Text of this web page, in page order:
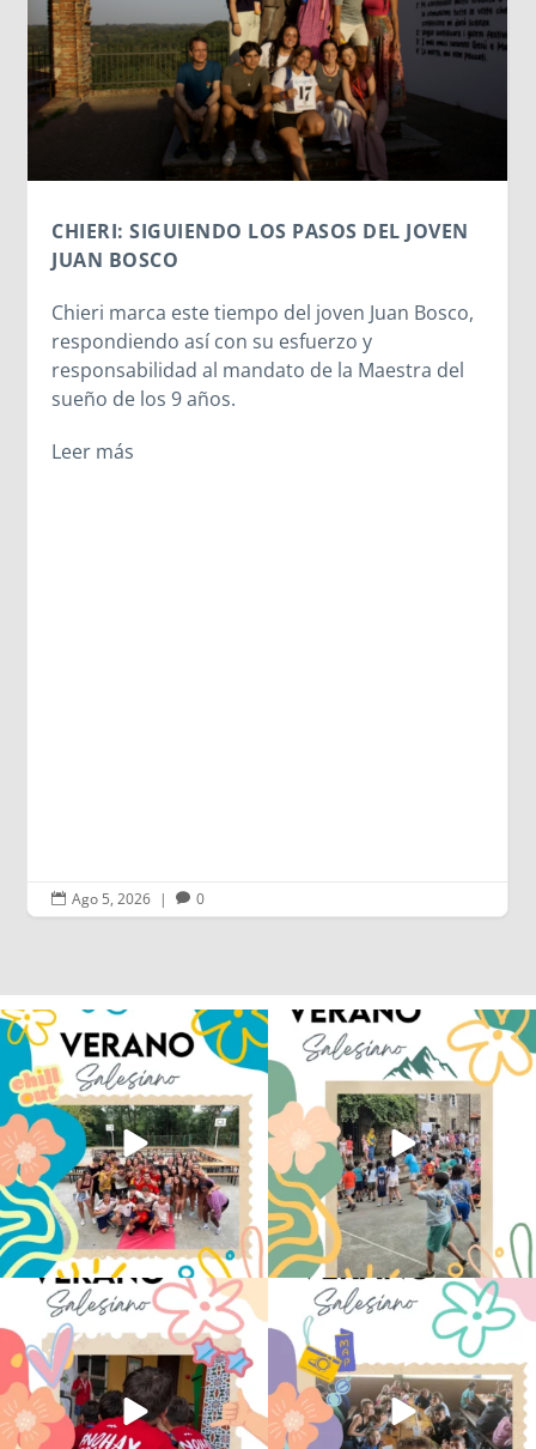
CHIERI: SIGUIENDO LOS PASOS DEL JOVEN
JUAN BOSCO
Chieri marca este tiempo del joven Juan Bosco,
respondiendo así con su esfuerzo y
responsabilidad al mandato de la Maestra del
sueño de los 9 años.
Leer más
 Ago 5, 2026 |  0
Los alumnos de 6º de Primaria, 1º y 2º
de la ESO...
145 2
La diversión y la alegría también se han
sentido...
92 0
No hay verano sin que sea Salesiano ❤️
💫 en Luz 4
...
0
viviendo la alegría en el campamento
...
2